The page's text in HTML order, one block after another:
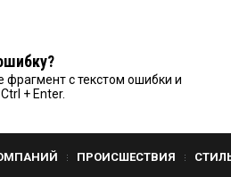
фрагмент с текстом ошибки и
+ Enter.
ПРОИСШЕСТВИЯ